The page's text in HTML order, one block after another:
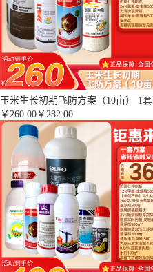
玉米生长初期飞防方案（10亩） 1套
￥ 260.00￥282.00